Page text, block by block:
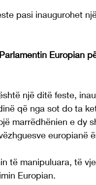
pasi inaugurohet
Europian
një ditë feste,
që nga sot do ta
marrëdhënien e dy
europianë
të manipuluara, të
Europian.